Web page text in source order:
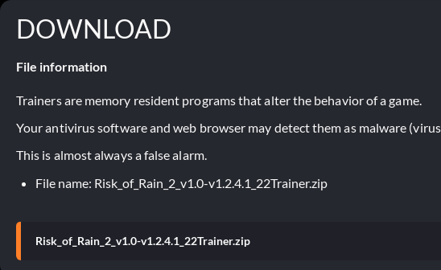
DOWNLOAD
File information
Trainers are memory resident programs that alter the behavior of a game.
Your antivirus software and web browser may detect them as malware
This is almost always a false alarm.
File name: Risk_of_Rain_2_v1.0-v1.2.4.1_22Trainer.zip
Risk_of_Rain_2_v1.0-v1.2.4.1_22Trainer.zip